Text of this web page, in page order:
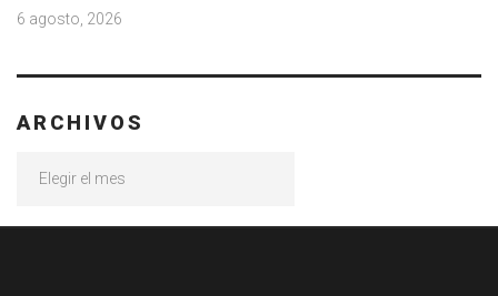
6 agosto, 2026
ARCHIVOS